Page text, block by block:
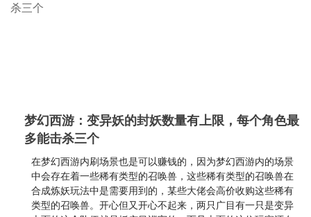
梦幻西游：变异妖的封妖数量有上限，每个角色最
多能击杀三个
在梦幻西游内刷场景也是可以赚钱的，因为梦幻西游内的场景
中会存在着一些稀有类型的召唤兽，这些稀有类型的召唤兽在
合成炼妖玩法中是需要用到的，某些大佬会高价收购这些稀有
类型的召唤兽。开心但又开心不起来，两只广目有一只是变异